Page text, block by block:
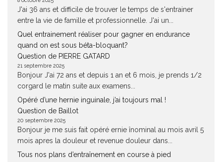
J'ai 36 ans et difficile de trouver le temps de s'entrainer
entre la vie de famille et professionnelle. J'ai un...
Quel entrainement réaliser pour gagner en endurance
quand on est sous béta-bloquant?
Question de PIERRE GATARD
21 septembre 2025
Bonjour J'ai 72 ans et depuis 1 an et 6 mois, je prends 1/2
corgard le matin suite aux examens...
Opéré d’une hernie inguinale, j’ai toujours mal !
Question de Baillot
20 septembre 2025
Bonjour je me suis fait opéré ernie înominal au mois avril 5
mois apres la douleur et revenue douleur dans...
Tous nos plans d’entraînement en course à pied